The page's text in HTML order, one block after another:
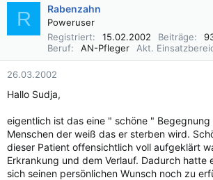
R Rabenzahn
Poweruser
Registriert
15.02.2002 Beiträge
Beruf
AN-Pfleger Akt.
26.03.2002
Hallo Sudja,
eigentlich ist das eine " schöne " Begegnung
Menschen der weiß das er sterben wird.
dieser Patient offensichtlich voll aufgeklärt
Erkrankung und dem Verlauf. Dadurch hatte
sich seinen persönlichen Wunsch noch zu